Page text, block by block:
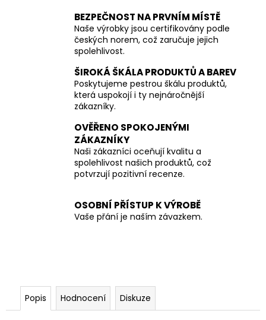
BEZPEČNOST NA PRVNÍM MÍSTĚ
Naše výrobky jsou certifikovány podle
českých norem, což zaručuje jejich
spolehlivost.
ŠIROKÁ ŠKÁLA PRODUKTŮ A BAREV
Poskytujeme pestrou škálu produktů,
která uspokojí i ty nejnáročnější
zákazníky.
OVĚŘENO SPOKOJENÝMI
ZÁKAZNÍKY
Naši zákazníci oceňují kvalitu a
spolehlivost našich produktů, což
potvrzují pozitivní recenze.
OSOBNÍ PŘÍSTUP K VÝROBĚ
Vaše přání je naším závazkem.
Popis Hodnocení Diskuze